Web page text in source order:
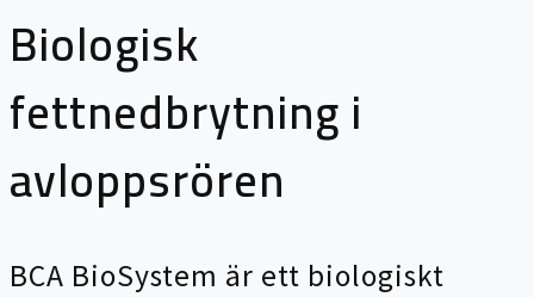
Biologisk
fettnedbrytning i
avloppsrören
BCA BioSystem är ett biologiskt